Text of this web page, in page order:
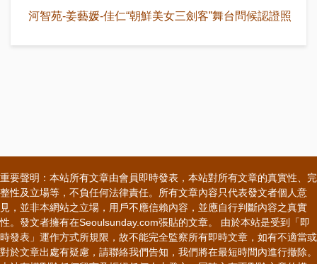
河智苑-姜藝媛-佳仁“朝鮮美女三劍客”舞台問候認證照
重要聲明：本站所有文章由會員即時發表，本站對所有文章的真實性、完
整性及立場等，不負任何法律責任。所有文章內容只代表發文者個人意
見，並非本網站之立場，用戶不應信賴內容，並應自行判斷內容之真實
性。發文者擁有在Seoulsunday.com張貼的文章。 由於本站是受到「即
時發表」運作方式所規限，故不能完全監察所有即時文章，如有不適當或
對於文章出處有疑慮，請聯絡我們告知，我們將在最短時間內進行撤除。